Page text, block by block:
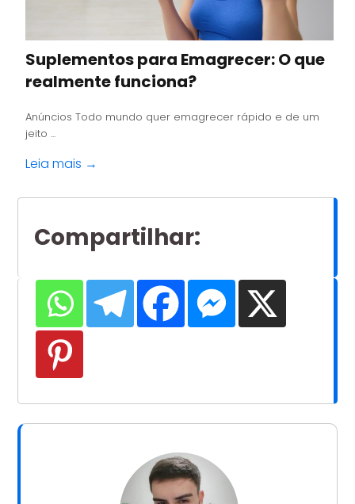
Suplementos para Emagrecer: O que
realmente funciona?
Anúncios Todo mundo quer emagrecer rápido e de um
jeito ...
Leia mais →
Compartilhar: